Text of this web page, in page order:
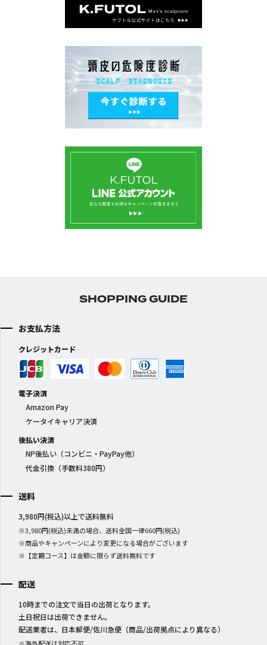
SHOPPING GUIDE
お支払方法
クレジットカード
電子決済
Amazon Pay
ケータイキャリア決済
後払い決済
NP後払い（コンビニ・PayPay他）
代金引換（手数料380円）
送料
3,980円(税込)以上で送料無料
※3,980円(税込)未満の場合、送料全国一律660円(税込)
※商品やキャンペーンにより変更になる場合がございます
※【定期コース】は金額に限らず送料無料です
配送
10時までの注文で当日の出荷となります。
土日祝日は出荷できません。
配送業者は、日本郵便/佐川急便（商品/出荷拠点により異なる）